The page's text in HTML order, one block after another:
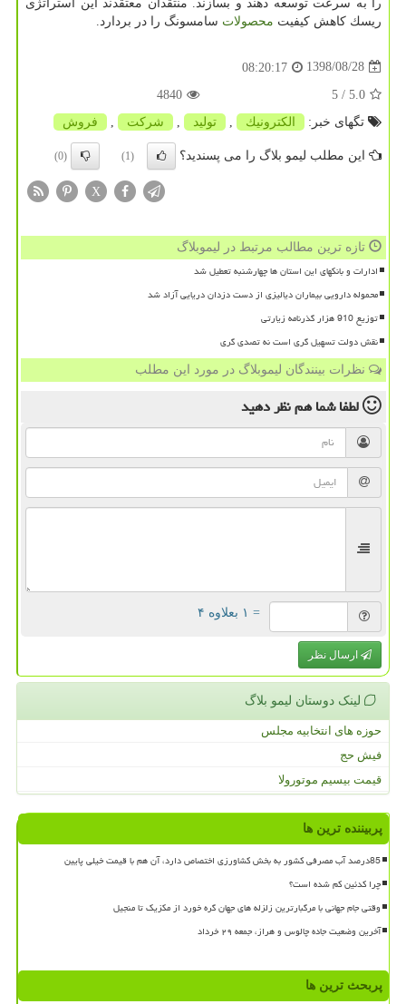
را به سرعت توسعه دهند و بسازند. منتقدان معتقدند این استراتژی
ریسك كاهش كیفیت محصولات سامسونگ را در بردارد.
1398/08/28
08:20:17
5.0
/ 5
4840
تگهای خبر:
الكترونیك تولید شركت فروش
این مطلب لیمو بلاگ را می پسندید؟ (1)
(0)
X
تازه ترین مطالب مرتبط در لیموبلاگ
ادارات و بانکهای این استان ها چهارشنبه تعطیل شد
محموله دارویی بیماران دیالیزی از دست دزدان دریایی آزاد شد
توزیع 910 هزار گذرنامه زیارتی
نقش دولت تسهیل گری است نه تصدی گری
نظرات بینندگان لیموبلاگ در مورد این مطلب
لطفا شما همنظر دهید
= ۱ بعلاوه ۴
ارسال نظر
لینک دوستان لیمو بلاگ
حوزه های انتخابیه مجلس
فیش حج
قیمت بیسیم موتورولا
پربیننده ترین ها
85درصد آب مصرفی کشور به بخش کشاورزی اختصاص دارد، آن هم با قیمت خیلی پایین
چرا کدئین کم شده است؟
وقتی جام جهانی با مرگبارترین زلزله های جهان گره خورد از مکزیک تا منجیل
آخرین وضعیت جاده چالوس و هراز، جمعه ۲۹ خرداد
پربحث ترین ها